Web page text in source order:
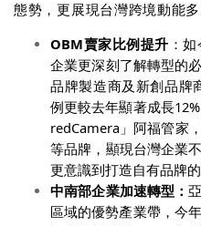
態勢，更展現台灣跨境動能
OBM賣家比例提升 ：
企業更深刻了解轉型的
品牌製造商及新創品牌
例更較去年顯著成長
redCamera」阿福管家
等品牌，顯現台灣企業
更意識到打造自有品牌的
中南部企業加速轉型：
區域的優勢產業帶，今